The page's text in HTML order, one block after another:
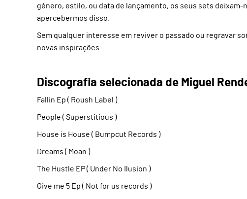
género, estilo, ou data de lançamento, os seus sets deixam-
apercebermos disso.
Sem qualquer interesse em reviver o passado ou regravar
novas inspirações.
Discografia selecionada de Miguel
Fallin Ep ( Roush Label )
People ( Superstitious )
House is House ( Bumpcut Records )
Dreams ( Moan )
The Hustle EP ( Under No Ilusion )
Give me 5 Ep ( Not for us records )